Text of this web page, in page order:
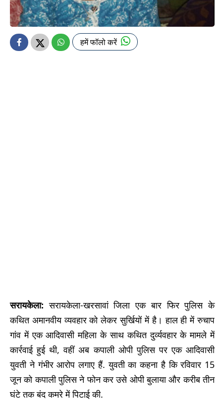
हमें फॉलो करें
सरायकेला: सरायकेला-खरसावां जिला एक बार फिर पुलिस के
कथित अमानवीय व्यवहार को लेकर सुर्खियों में है। हाल ही में रुचाप
गांव में एक आदिवासी महिला के साथ कथित दुर्व्यवहार के मामले में
कार्रवाई हुई थी, वहीं अब कपाली ओपी पुलिस पर एक आदिवासी
युवती ने गंभीर आरोप लगाए हैं. युवती का कहना है कि रविवार 15
जून को कपाली पुलिस ने फोन कर उसे ओपी बुलाया और करीब तीन
घंटे तक बंद कमरे में पिटाई की.